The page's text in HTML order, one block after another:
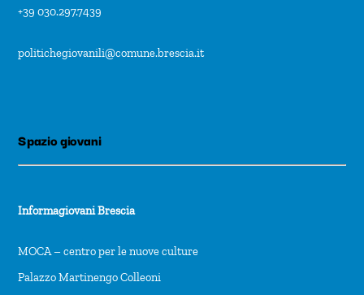
+39 030.297.7439
politichegiovanili@comune.brescia.it
Spazio giovani
Informagiovani Brescia
MOCA – centro per le nuove culture
Palazzo Martinengo Colleoni